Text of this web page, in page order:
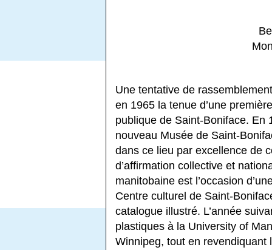
Une tentative de
en 1965 la tenue d’une
publique de Saint-Boniface. En
nouveau Musée de Saint-
dans ce lieu par excellence de
d’affirmation collective et
manitobaine est l’occasion
Centre culturel de Saint-
catalogue illustré. L’année
plastiques à la University of
Winnipeg, tout en revendiquant